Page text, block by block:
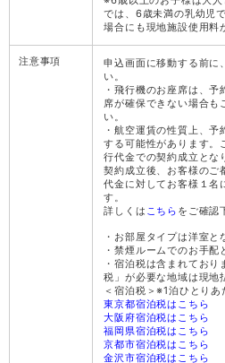
では、6歳未満の乳幼児
場合にも現地施設使用料
注意事項
申込画面に移動する前に
い。
・飛行機のお座席は、
席が確保できない場合も
い。
・航空運賃の性質上、
する可能性があります。
行代金での契約成立とな
契約成立後、お客様のご
代金に対してお客様１名
す。
詳しくは こちら をご確認
・お部屋タイプは洋室と
・禁煙ルームでのお手配
・宿泊税は含まれてお
税」が必要な地域は現地
＜宿泊税＞※1泊ひとりあ
東京都宿泊税はこちら
大阪府宿泊税はこちら
福岡県宿泊税はこちら
京都市宿泊税はこちら
金沢市宿泊税はこちら